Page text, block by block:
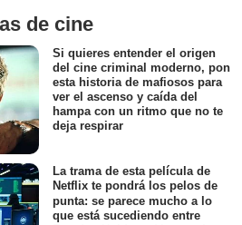
de cine
Si quieres entender el origen
del cine criminal moderno, pon
esta historia de mafiosos para
ver el ascenso y caída del
hampa con un ritmo que no te
deja respirar
La trama de esta película de
Netflix te pondrá los pelos de
punta: se parece mucho a lo
que está sucediendo entre